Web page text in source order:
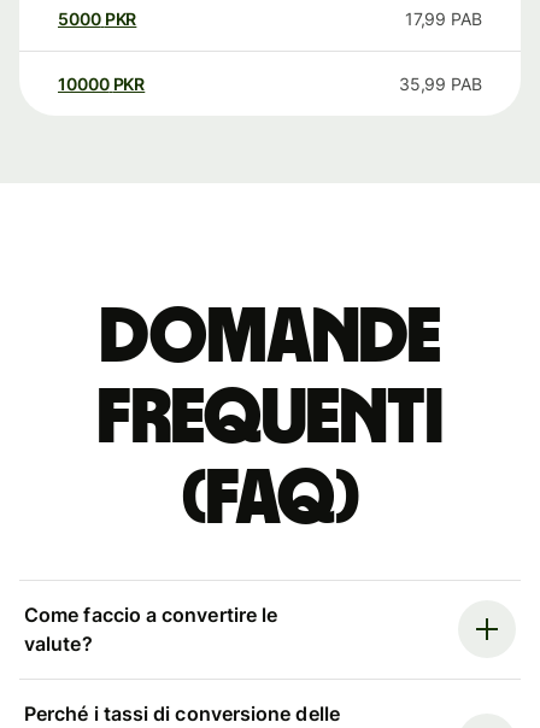
5000 PKR 17,99 PAB
10000 PKR 35,99 PAB
Domande
Frequenti
(FAQ)
Come faccio a convertire le
valute?
Perché i tassi di conversione delle